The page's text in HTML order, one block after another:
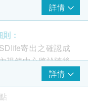
技為您提供一站式
查均是微創日間
息室放鬆稍息，於
取之費用。客戶將
本中心網站查看
詳情
：
寄出之確認成
視鏡中心將於隨後
客戶預約檢查的時
列印訂購確認信
詳情